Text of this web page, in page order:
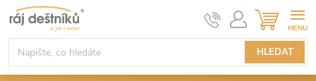
Přejít
na
obsah
HLEDAT
KOŠÍK